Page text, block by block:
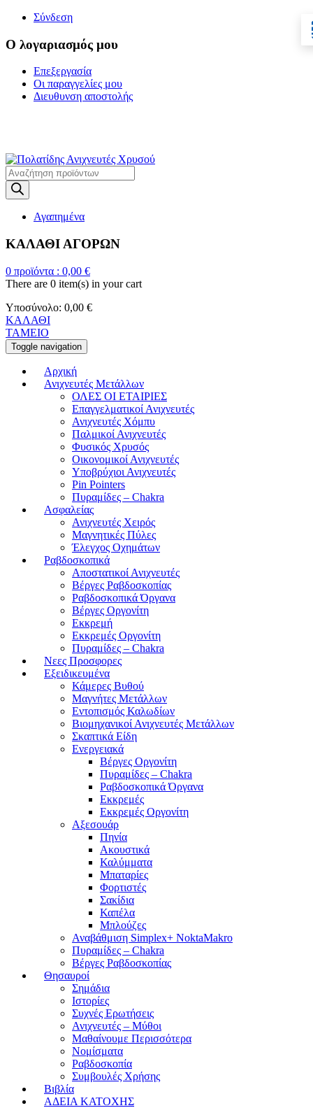
Σύνδεση
Ο λογαριασμός μου
Επεξεργασία
Οι παραγγελίες μου
Διευθυνση αποστολής
Products
search
Αγαπημένα
ΚΑΛΑΘΙ ΑΓΟΡΩΝ
0 προϊόντα : 0,00 €
There are 0 item(s) in your cart
Υποσύνολο: 0,00 €
ΚΑΛΑΘΙ
ΤΑΜΕΙΟ
Toggle navigation
Αρχική
Ανιχνευτές Μετάλλων
ΟΛΕΣ ΟΙ ΕΤΑΙΡΙΕΣ
Επαγγελματικοί Ανιχνευτές
Ανιχνευτές Χόμπυ
Παλμικοί Ανιχνευτές
Φυσικός Χρυσός
Οικονομικοί Ανιχνευτές
Υποβρύχιοι Ανιχνευτές
Pin Pointers
Πυραμίδες – Chakra
Ασφαλείας
Ανιχνευτές Χειρός
Μαγνητικές Πύλες
Έλεγχος Οχημάτων
Ραβδοσκοπικά
Αποστατικοί Ανιχνευτές
Βέργες Ραβδοσκοπίας
Ραβδοσκοπικά Όργανα
Βέργες Οργονίτη
Εκκρεμή
Εκκρεμές Οργονίτη
Πυραμίδες – Chakra
Νεες Προσφορες
Εξειδικευμένα
Κάμερες Βυθού
Μαγνήτες Μετάλλων
Εντοπισμός Καλωδίων
Βιομηχανικοί Ανιχνευτές Μετάλλων
Σκαπτικά Είδη
Ενεργειακά
Βέργες Οργονίτη
Πυραμίδες – Chakra
Ραβδοσκοπικά Όργανα
Εκκρεμές
Εκκρεμές Οργονίτη
Αξεσουάρ
Πηνία
Ακουστικά
Καλύμματα
Μπαταρίες
Φορτιστές
Σακίδια
Καπέλα
Μπλούζες
Αναβάθμιση Simplex+ NoktaMakro
Πυραμίδες – Chakra
Βέργες Ραβδοσκοπίας
Θησαυροί
Σημάδια
Ιστορίες
Συχνές Ερωτήσεις
Ανιχνευτές – Μύθοι
Μαθαίνουμε Περισσότερα
Νομίσματα
Ραβδοσκοπία
Συμβουλές Χρήσης
Βιβλία
ΑΔΕΙΑ ΚΑΤΟΧΗΣ